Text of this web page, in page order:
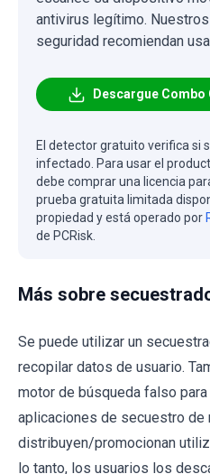
antivirus legítimo.
seguridad recomiendan
Descargue
El detector gratuito verifica si
infectado. Para usar el
debe comprar una licencia
prueba gratuita limitada
propiedad y está operado por
de PCRisk.
Más sobre
Se puede utilizar un
recopilar datos de usuario.
motor de búsqueda falso
aplicaciones de secuestro de
distribuyen/promocionan
lo tanto, los usuarios los